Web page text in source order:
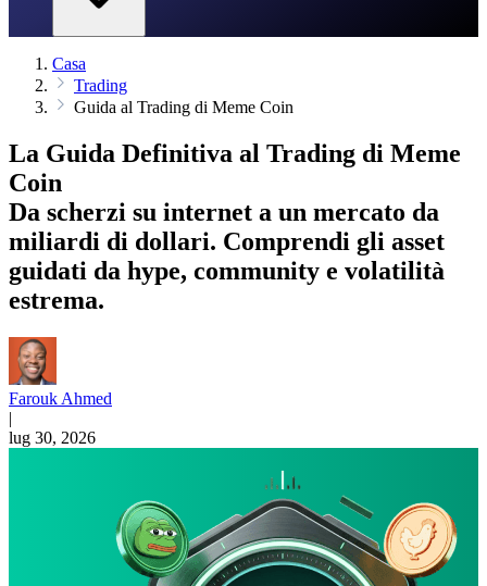
Casa
Trading
Guida al Trading di Meme Coin
La Guida Definitiva al Trading di Meme
Coin
Da scherzi su internet a un mercato da
miliardi di dollari. Comprendi gli asset
guidati da hype, community e volatilità
estrema.
Farouk Ahmed
|
lug 30, 2026